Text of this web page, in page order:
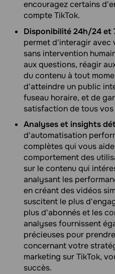
encouragez certains
compte TikTok.
Disponibilité 24h/24 et
permet d'interagir
sans intervention
aux questions, réagir
du contenu à tout
d'atteindre un public
fuseau horaire, et de
satisfaction de tous vos
Analyses et insights
d'automatisation
complètes qui vous
comportement des
sur le contenu qui
analysant les
en créant des vidéos
suscitent le plus
plus d'abonnés et les
analyses fournissent
précieuses pour
concernant votre
marketing sur TikTok,
succès.